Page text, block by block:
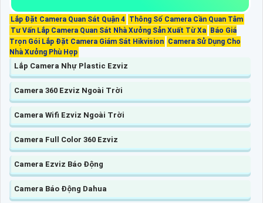
Lắp Đặt Camera Quan Sát Quận 4 Thông Số Camera Cần Quan Tâm
Tư Vấn Lắp Camera Quan Sát Nhà Xưởng Sản Xuất Từ Xa
Báo Giá
Trọn Gói Lắp Đặt Camera Giám Sát Hikvision Camera Sử Dụng Cho
Nhà Xưởng Phù Hợp
Lắp Camera Nhự Plastic Ezviz
Camera 360 Ezviz Ngoài Trời
Camera Wifi Ezviz Ngoài Trời
Camera Full Color 360 Ezviz
Camera Ezviz Báo Động
Camera Báo Động Dahua